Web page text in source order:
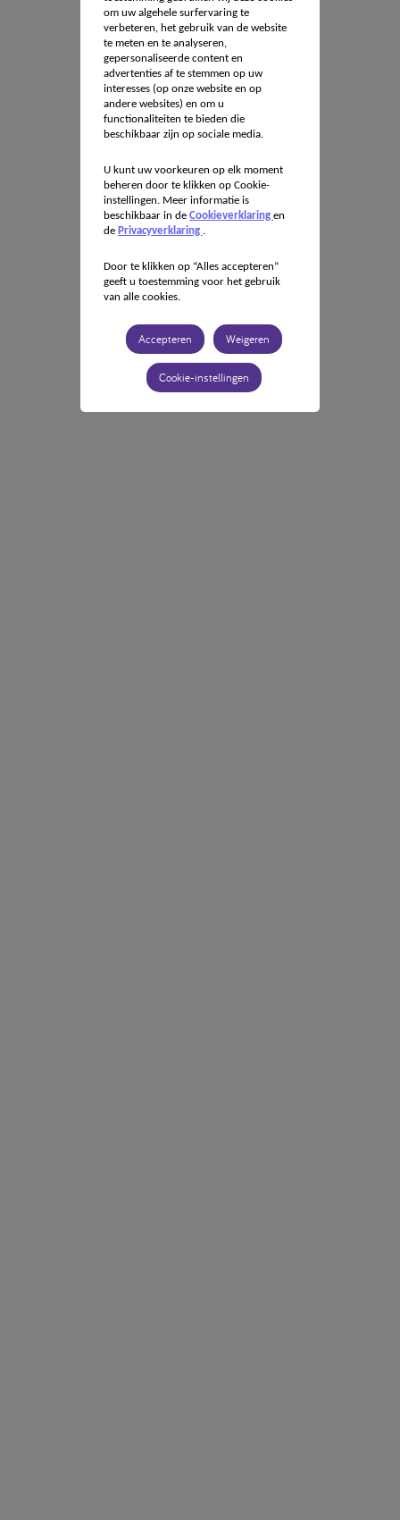
om uw algehele surfervaring te
verbeteren, het gebruik van de website
te meten en te analyseren,
gepersonaliseerde content en
advertenties af te stemmen op uw
interesses (op onze website en op
andere websites) en om u
functionaliteiten te bieden die
beschikbaar zijn op sociale media.
U kunt uw voorkeuren op elk moment
beheren door te klikken op Cookie-
instellingen. Meer informatie is
beschikbaar in de Cookieverklaring en
de Privacyverklaring .
Door te klikken op “Alles accepteren”
geeft u toestemming voor het gebruik
van alle cookies.
Accepteren Weigeren
Cookie-instellingen